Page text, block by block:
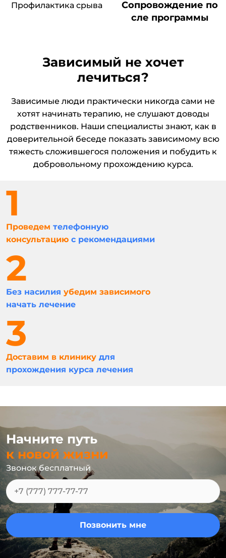
Профилактика срыва
Сопровождение по
сле программы
Зависимый не хочет
лечиться?
Зависимые люди практически никогда сами не
хотят начинать терапию, не слушают доводы
родственников. Наши специалисты знают, как в
доверительной беседе показать зависимому всю
тяжесть сложившегося положения и побудить к
добровольному прохождению курса.
Проведем телефонную
консультацию с рекомендациями
Без насилия убедим зависимого
начать лечение
Доставим в клинику для
прохождения курса лечения
Начните путь
к новой жизни
Звонок бесплатный
Позвонить мне